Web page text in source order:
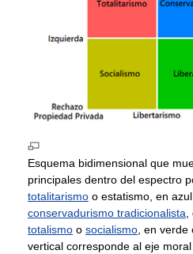
Esquema bidimensional que
principales dentro del espectro
totalitarismo o estatismo, en
conservadurismo tradicionalista,
totalismo o socialismo, en verde
vertical corresponde al eje